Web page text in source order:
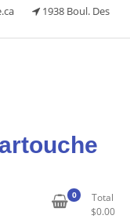
1938 Boul. Des
0
Total
$0.00